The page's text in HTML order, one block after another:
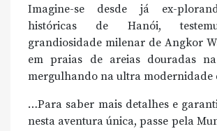
Imagine-se desde já ex-
históricas de Hanói,
grandiosidade milenar de Angkor
em praias de areias douradas
mergulhando na ultra modernidade
…Para saber mais detalhes e
nesta aventura única, passe pela